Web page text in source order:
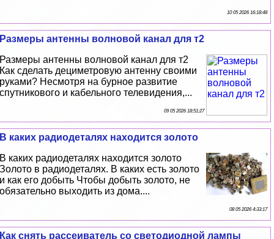
10 05 2026 16:18:48
Размеры антенны волновой канал для т2
Размеры антенны волновой канал для т2
Как сделать дециметровую антенну своими
руками? Несмотря на бурное развитие
спутникового и кабельного телевидения,...
09 05 2026 18:51:27
В каких радиодеталях находится золото
В каких радиодеталях находится золото
Золото в радиодеталях. В каких есть золото
и как его добыть Чтобы добыть золото, не
обязательно выходить из дома....
08 05 2026 4:33:17
Как снять рассеиватель со светодиодной лампы